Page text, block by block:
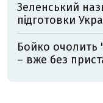
Зеленський
підготовки
Бойко очолить
– вже без